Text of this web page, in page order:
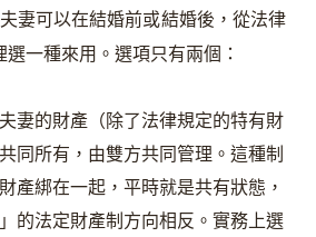
妻可以在結婚前或結婚後，從法律
一種來用。選項只有兩個：
夫妻的財產（除了法律規定的特有財
同所有，由雙方共同管理。這種制
產綁在一起，平時就是共有狀態，
的法定財產制方向相反。實務上選